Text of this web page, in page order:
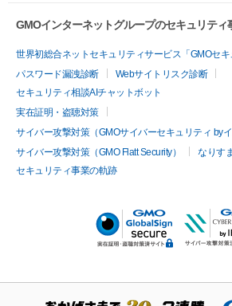
GMOインターネットグループのセキュリティ
世界初総合ネットセキュリティサービス「GMOセキ
パスワード漏洩診断
Webサイトリスク診断
セキュリティ相談AIチャットボット
実在証明・盗聴対策
サイバー攻撃対策（GMOサイバーセキュリティ byイ
サイバー攻撃対策（GMO Flatt Security）
なりす
セキュリティ事業の軌跡